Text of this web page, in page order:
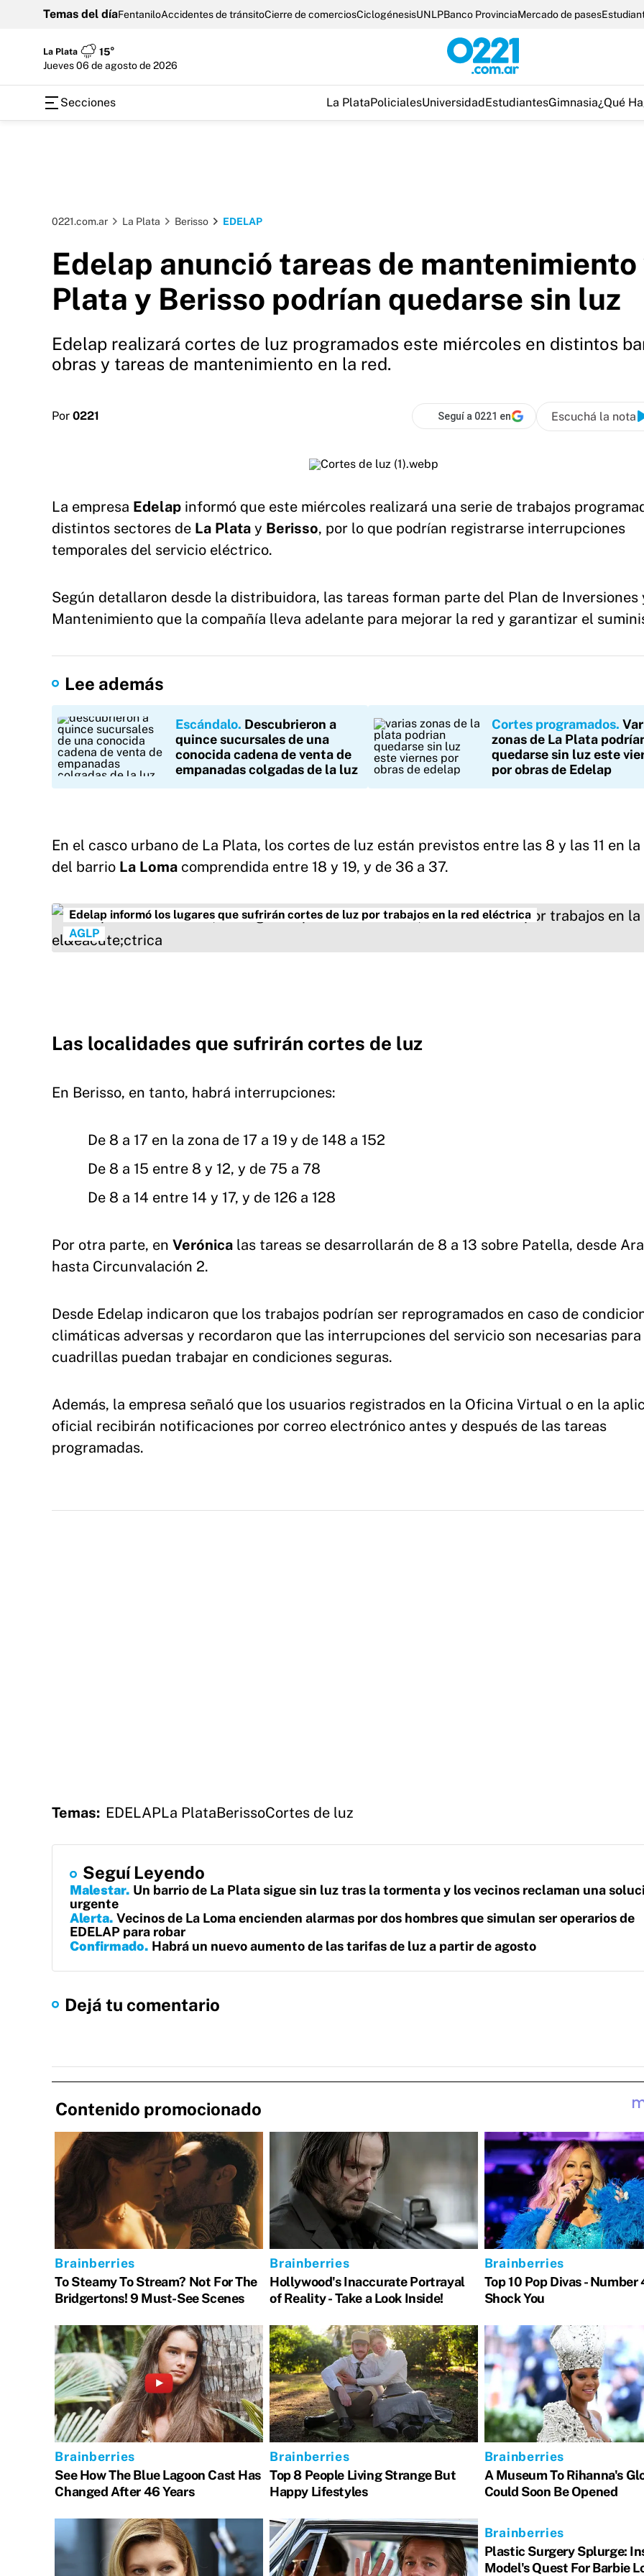
Temas del díaFentaniloAccidentes de tránsitoCierre de comerciosCiclogénesisUNLPBanco ProvinciaMercado de pases
La Plata
15°
jueves 06 de agosto de 2026
Secciones La PlataPolicialesUniversidadEstudiantesGimnasia¿Qué
0221.com.ar La Plata Berisso EDELAP
Edelap anunció tareas de mantenimiento
Plata y Berisso podrían quedarse sin luz
Edelap realizará cortes de luz programados este miércoles en distintos
obras y tareas de mantenimiento en la red.
Por 0221 Seguí a 0221 en Escuchá la nota
La empresa Edelap informó que este miércoles realizará una serie de trabajos
distintos sectores de La Plata y Berisso, por lo que podrían registrarse interrupciones
temporales del servicio eléctrico.
Según detallaron desde la distribuidora, las tareas forman parte del Plan de Inversiones
Mantenimiento que la compañía lleva adelante para mejorar la red y garantizar el
Lee además
Escándalo Descubrieron a
quince sucursales de una
conocida cadena de venta de
empanadas colgadas de la luz
Cortes programados
zonas de La Plata
quedarse sin luz este
por obras de Edelap
En el casco urbano de La Plata, los cortes de luz están previstos entre las 8 y las 11 en la
del barrio La Loma comprendida entre 18 y 19, y de 36 a 37.
Edelap informó los lugares que sufrirán cortes de luz por trabajos en la red eléctrica
AGLP
Las localidades que sufrirán cortes de luz
En Berisso, en tanto, habrá interrupciones:
De 8 a 17 en la zona de 17 a 19 y de 148 a 152
De 8 a 15 entre 8 y 12, y de 75 a 78
De 8 a 14 entre 14 y 17, y de 126 a 128
Por otra parte, en Verónica las tareas se desarrollarán de 8 a 13 sobre Patella, desde
hasta Circunvalación 2.
Desde Edelap indicaron que los trabajos podrían ser reprogramados en caso de
climáticas adversas y recordaron que las interrupciones del servicio son necesarias
cuadrillas puedan trabajar en condiciones seguras.
Además, la empresa señaló que los usuarios registrados en la Oficina Virtual o en la
oficial recibirán notificaciones por correo electrónico antes y después de las tareas
programadas.
Temas: EDELAPLa PlataBerissoCortes de luz
Seguí Leyendo
Malestar Un barrio de La Plata sigue sin luz tras la tormenta y los vecinos reclaman una
urgente
Alerta Vecinos de La Loma encienden alarmas por dos hombres que simulan ser operarios de
EDELAP para robar
Confirmado Habrá un nuevo aumento de las tarifas de luz a partir de agosto
Dejá tu comentario